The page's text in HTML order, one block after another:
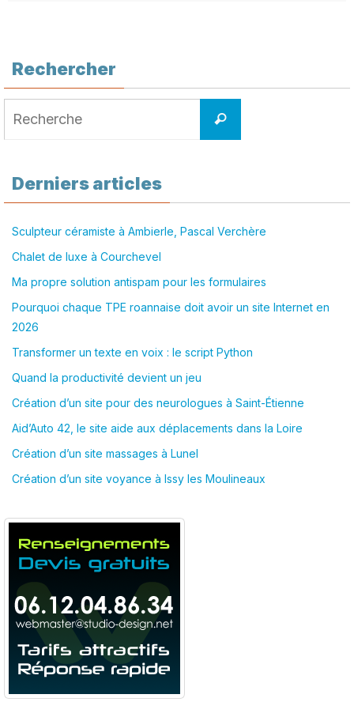
Rechercher
Recherche
Derniers articles
Sculpteur céramiste à Ambierle, Pascal Verchère
Chalet de luxe à Courchevel
Ma propre solution antispam pour les formulaires
Pourquoi chaque TPE roannaise doit avoir un site Internet en
2026
Transformer un texte en voix : le script Python
Quand la productivité devient un jeu
Création d’un site pour des neurologues à Saint-Étienne
Aid’Auto 42, le site aide aux déplacements dans la Loire
Création d’un site massages à Lunel
Création d’un site voyance à Issy les Moulineaux